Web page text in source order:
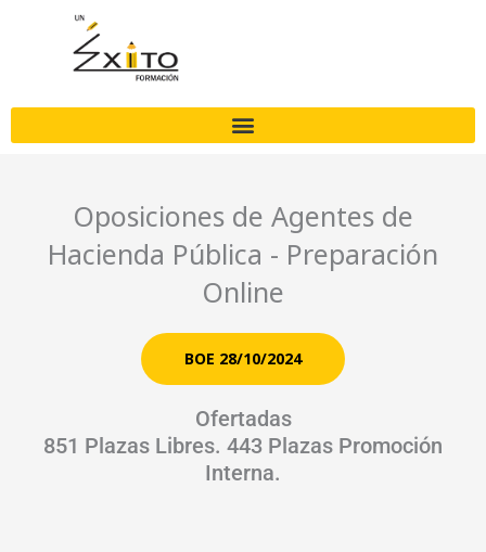
contenido
Oposiciones de Agentes de
Hacienda Pública - Preparación
Online
BOE 28/10/2024
Ofertadas
851 Plazas Libres. 443 Plazas Promoción
Interna.